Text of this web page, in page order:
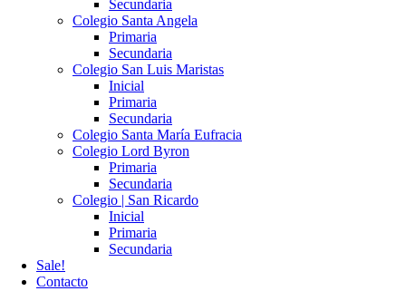
Secundaria
Colegio Santa Angela
Primaria
Secundaria
Colegio San Luis Maristas
Inicial
Primaria
Secundaria
Colegio Santa María Eufracia
Colegio Lord Byron
Primaria
Secundaria
Colegio | San Ricardo
Inicial
Primaria
Secundaria
Sale!
Contacto